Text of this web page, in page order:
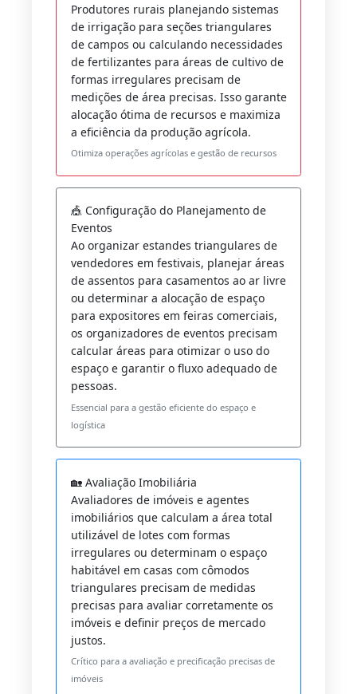
Produtores rurais planejando sistemas
de irrigação para seções triangulares
de campos ou calculando necessidades
de fertilizantes para áreas de cultivo de
formas irregulares precisam de
medições de área precisas. Isso garante
alocação ótima de recursos e maximiza
a eficiência da produção agrícola.
Otimiza operações agrícolas e gestão de recursos
🎪 Configuração do Planejamento de
Eventos
Ao organizar estandes triangulares de
vendedores em festivais, planejar áreas
de assentos para casamentos ao ar livre
ou determinar a alocação de espaço
para expositores em feiras comerciais,
os organizadores de eventos precisam
calcular áreas para otimizar o uso do
espaço e garantir o fluxo adequado de
pessoas.
Essencial para a gestão eficiente do espaço e
logística
🏡 Avaliação Imobiliária
Avaliadores de imóveis e agentes
imobiliários que calculam a área total
utilizável de lotes com formas
irregulares ou determinam o espaço
habitável em casas com cômodos
triangulares precisam de medidas
precisas para avaliar corretamente os
imóveis e definir preços de mercado
justos.
Crítico para a avaliação e precificação precisas de
imóveis